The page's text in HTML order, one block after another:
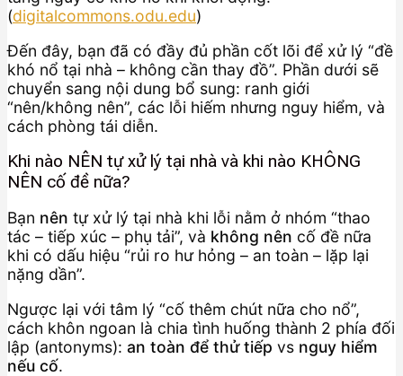
(digitalcommons.odu.edu)
Đến đây, bạn đã có đầy đủ phần cốt lõi để xử lý “đề
khó nổ tại nhà – không cần thay đồ”. Phần dưới sẽ
chuyển sang nội dung bổ sung: ranh giới
“nên/không nên”, các lỗi hiếm nhưng nguy hiểm, và
cách phòng tái diễn.
Khi nào NÊN tự xử lý tại nhà và khi nào KHÔNG
NÊN cố đề nữa?
Bạn nên tự xử lý tại nhà khi lỗi nằm ở nhóm “thao
tác – tiếp xúc – phụ tải”, và không nên cố đề nữa
khi có dấu hiệu “rủi ro hư hỏng – an toàn – lặp lại
nặng dần”.
Ngược lại với tâm lý “cố thêm chút nữa cho nổ”,
cách khôn ngoan là chia tình huống thành 2 phía đối
lập (antonyms): an toàn để thử tiếp vs nguy hiểm
nếu cố.